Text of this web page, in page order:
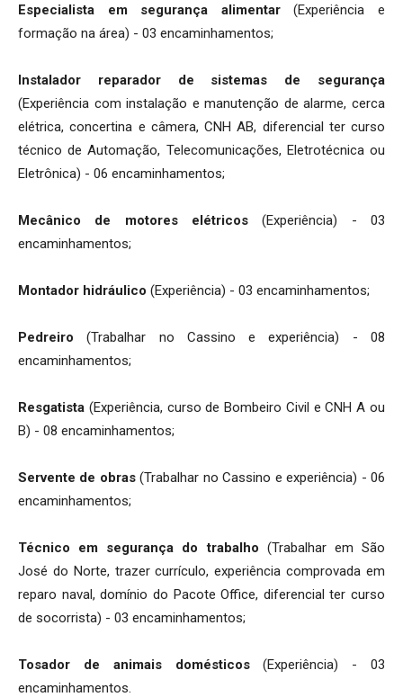
Especialista em segurança alimentar(Experiência e
formação na área) - 03 encaminhamentos;
Instalador reparador de sistemas de segurança
(Experiência com instalação e manutenção de alarme, cerca
elétrica, concertina e câmera, CNH AB, diferencial ter curso
técnico de Automação, Telecomunicações, Eletrotécnica ou
Eletrônica) - 06 encaminhamentos;
Mecânico de motores elétricos (Experiência) - 03
encaminhamentos;
Montador hidráulico (Experiência) - 03 encaminhamentos;
Pedreiro (Trabalhar no Cassino e experiência) - 08
encaminhamentos;
Resgatista (Experiência, curso de Bombeiro Civil e CNH A ou
B) - 08 encaminhamentos;
Servente de obras(Trabalhar no Cassino e experiência) - 06
encaminhamentos;
Técnico em segurança do trabalho (Trabalhar em São
José do Norte, trazer currículo, experiência comprovada em
reparo naval, domínio do Pacote Office, diferencial ter curso
de socorrista) - 03 encaminhamentos;
Tosador de animais domésticos(Experiência) - 03
encaminhamentos.